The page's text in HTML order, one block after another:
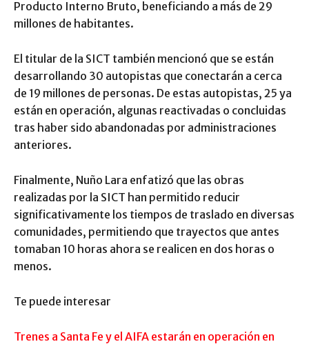
Producto Interno Bruto, beneficiando a más de 29
millones de habitantes.
El titular de la SICT también mencionó que se están
desarrollando 30 autopistas que conectarán a cerca
de 19 millones de personas. De estas autopistas, 25 ya
están en operación, algunas reactivadas o concluidas
tras haber sido abandonadas por administraciones
anteriores.
Finalmente, Nuño Lara enfatizó que las obras
realizadas por la SICT han permitido reducir
significativamente los tiempos de traslado en diversas
comunidades, permitiendo que trayectos que antes
tomaban 10 horas ahora se realicen en dos horas o
menos.
Te puede interesar
Trenes a Santa Fe y el AIFA estarán en operación en